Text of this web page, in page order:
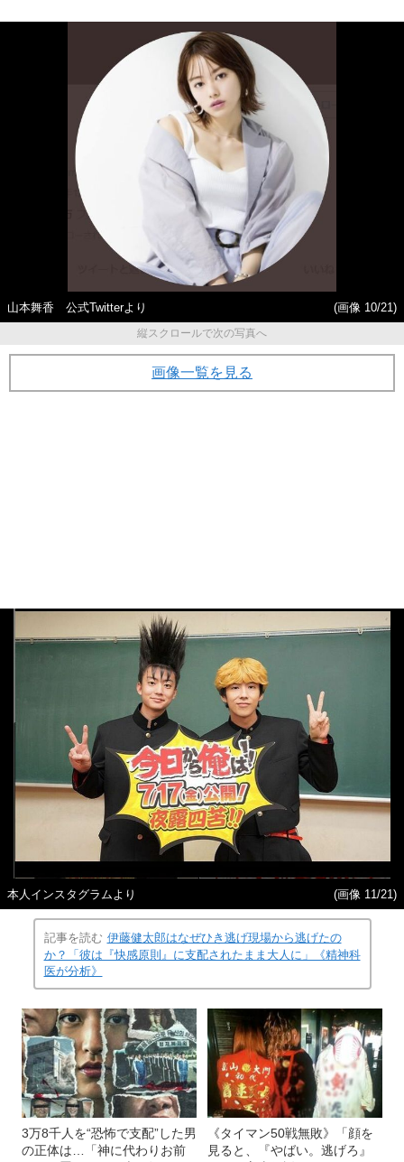
山本舞香 公式Twitterより
(画像 10/21)
縦スクロールで次の写真へ
画像一覧を見る
本人インスタグラムより (画像 11/21)
記事を読む 伊藤健太郎はなぜひき逃げ現場から逃げたの
か？「彼は『快感原則』に支配されたまま大人に」《精神科
医が分析》
3万8千人を“恐怖で支配”した男
の正体は…「神に代わりお前
《タイマン50戦無敗》「顔を
見ると、『やばい。逃げろ』